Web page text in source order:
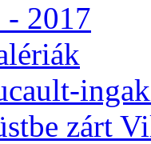
- 2017
zárt